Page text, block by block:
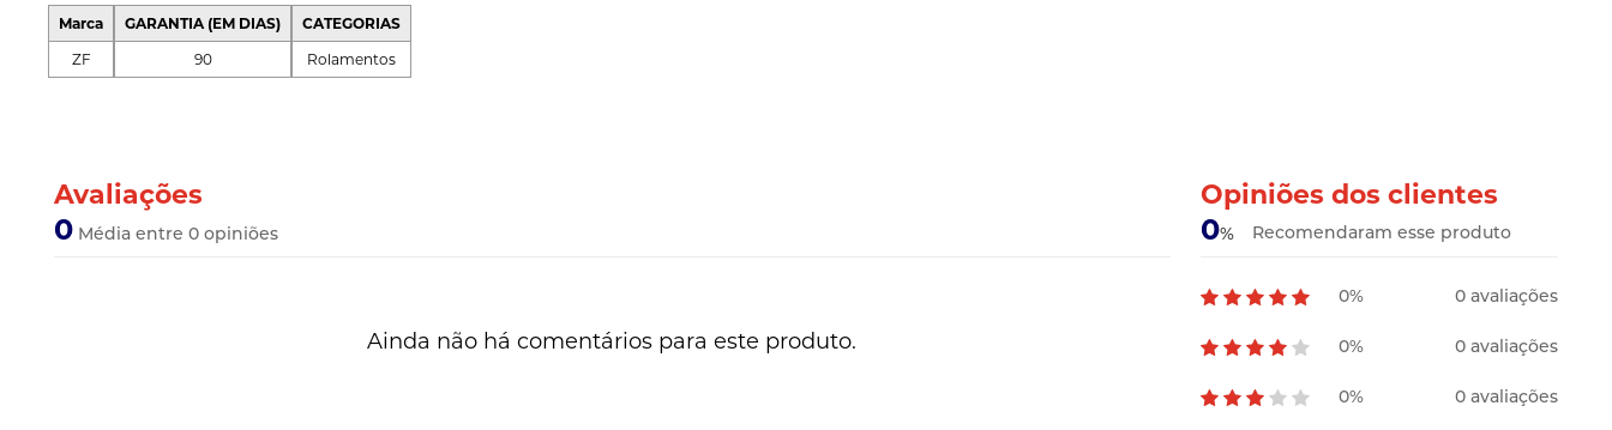
Marca
ZF
GARANTIA (EM DIAS)
90
CATEGORIAS
Rolamentos
Avaliações
0 Média entre 0 opiniões
Ainda não há comentários para este produto.
Opiniões dos clientes
0% Recomendaram esse produto
0% 0 avaliações
0% 0 avaliações
0% 0 avaliações